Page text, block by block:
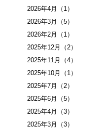
2026年4月
（1）
2026年3月
（5）
2026年2月
（1）
2025年12月
（2）
2025年11月
（4）
2025年10月
（1）
2025年7月
（2）
2025年6月
（5）
2025年4月
（3）
2025年3月
（3）